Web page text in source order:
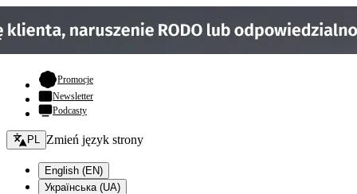
Promocje- otwiera się w nowej karcie
Newsletter
Podcasty
Zmień język - bieżący:
PL Zmień język strony
English (EN)
Українська (UA)